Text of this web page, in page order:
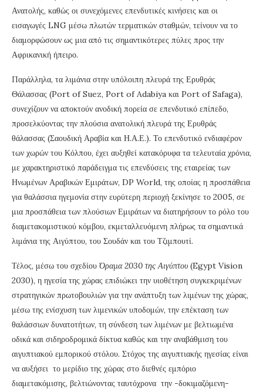
Ανατολής, καθώς οι συνεχόμενες επενδυτικές κινήσεις και οι
εισαγωγές LNG μέσω πλωτών τερματικών σταθμών, τείνουν να το
διαμορφώσουν ως μια από τις σημαντικότερες πύλες προς την
Αφρικανική ήπειρο.
Παράλληλα, τα λιμάνια στην υπόλοιπη πλευρά της Ερυθράς
Θάλασσας (Port of Suez, Port of Adabiya και Port of Safaga),
συνεχίζουν να αποκτούν ανοδική πορεία σε επενδυτικό επίπεδο,
προσελκύοντας την πλούσια ανατολική πλευρά της Ερυθράς
θάλασσας (Σαουδική Αραβία και Η.Α.Ε.). Το επενδυτικό ενδιαφέρον
των χωρών του Κόλπου, έχει αυξηθεί κατακόρυφα τα τελευταία χρόνια,
με χαρακτηριστικό παράδειγμα τις επενδύσεις της εταιρείας των
Ηνωμένων Αραβικών Εμιράτων, DP World, της οποίας η προσπάθεια
για θαλάσσια ηγεμονία στην ευρύτερη περιοχή ξεκίνησε το 2005, σε
μια προσπάθεια των πλούσιων Εμιράτων να διατηρήσουν το ρόλο του
διαμετακομιστικού κόμβου, εκμεταλλευόμενη πλήρως τα σημαντικά
λιμάνια της Αιγύπτου, του Σουδάν και του Τζιμπουτί.
Τέλος, μέσω του σχεδίου Όραμα 2030 της Αιγύπτου (Egypt Vision
2030), η ηγεσία της χώρας επιδιώκει την υιοθέτηση συγκεκριμένων
στρατηγικών πρωτοβουλιών για την ανάπτυξη των λιμένων της χώρας,
μέσω της ενίσχυση των λιμενικών υποδομών, την επέκταση των
θαλάσσιων δυνατοτήτων, τη σύνδεση των λιμένων με βελτιωμένα
οδικά και σιδηροδρομικά δίκτυα καθώς και την αναβάθμιση του
αιγυπτιακού εμπορικού στόλου. Στόχος της αιγυπτιακής ηγεσίας είναι
να αυξήσει το μερίδιο της χώρας στο διεθνές εμπόριο
διαμετακόμισης, βελτιώνοντας ταυτόχρονα την -δοκιμαζόμενη-